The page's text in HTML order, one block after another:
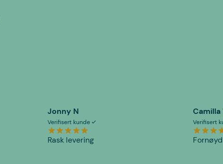
Jonny N
Verifisert kunde
Rask levering
Camilla
Verifisert
Fornøyd